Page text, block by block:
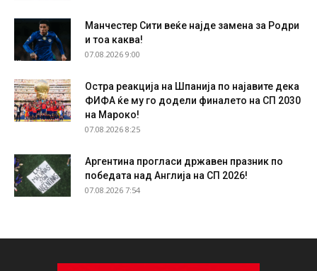
Манчестер Сити веќе најде замена за Родри
и тоа каква!
07.08.2026 9:00
Остра реакција на Шпанија по најавите дека
ФИФА ќе му го додели финалето на СП 2030
на Мароко!
07.08.2026 8:25
Аргентина прогласи државен празник по
победата над Англија на СП 2026!
07.08.2026 7:54